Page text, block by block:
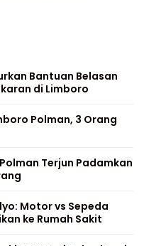
Bantuan Belasan
di Limboro
Polman, 3 Orang
Terjun Padamkan
Motor vs Sepeda
ke Rumah Sakit